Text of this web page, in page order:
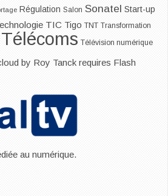
Régulation Salon Sonatel Start-up
TIC Tigo TNT Transformation
Télécoms Télévision numérique
by Roy Tanck requires Flash
au numérique.